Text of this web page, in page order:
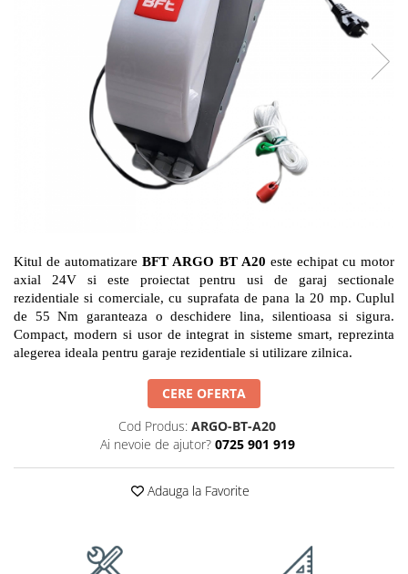
Kit-uri Feronerie Telescopice
Bariere Auto / Sisteme Parcare
Kit-uri Bariere Auto
Bariere Automate
Brate Bariere Auto
Terminale Parcare
Accesorii Bariere Auto
Kit-uri Usi Garaj
Sine de Ghidaj
Accesorii
Fotocelule
NVR - Network Video Recorder
Kitul de automatizareBFT ARGO BT A20 este echipat cu motor
axial 24V si este proiectat pentru usi de garaj sectionale
rezidentiale si comerciale, cu suprafata de pana la 20 mp. Cuplul
de 55 Nm garanteaza o deschidere lina, silentioasa si sigura.
Compact, modern si usor de integrat in sisteme smart, reprezinta
alegerea ideala pentru garaje rezidentiale si utilizare zilnica.
CERE OFERTA
Cod Produs: ARGO-BT-A20
Ai nevoie de ajutor? 0725 901 919
Adauga la Favorite